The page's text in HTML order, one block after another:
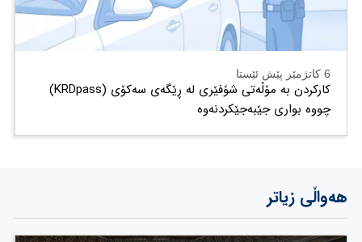
6 کاتژمێر پێش ئێستا
کارکردن بە مۆڵەتی شۆفێری لە ڕێگەی سەکۆی (KRDpass)
چووە بواری جێبەجێکردنەوە
هەواڵی زیاتر